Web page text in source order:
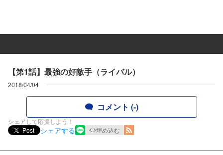
【第1話】最強の好敵手（ライバル）
2018/04/04
コメント (-)
シェアして応援しよう！
Post
シェアする 埋め込む